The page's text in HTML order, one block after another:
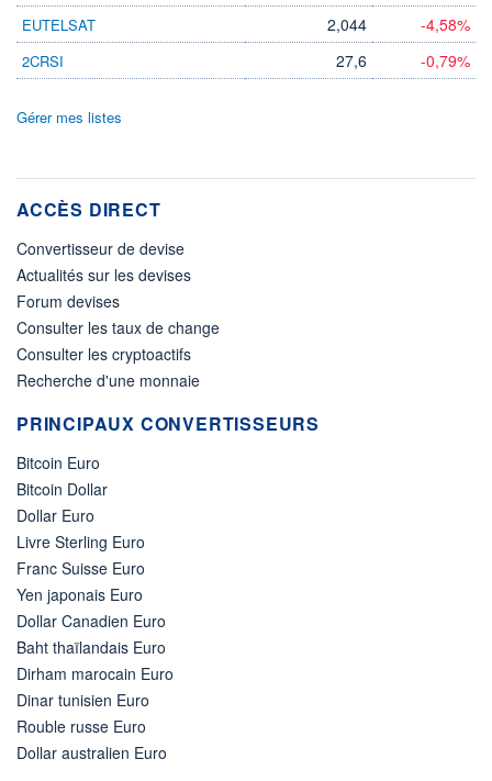
EUTELSAT 2,044 -4,58%
2CRSI 27,6 -0,79%
Gérer mes listes
ACCÈS DIRECT
Convertisseur de devise
Actualités sur les devises
Forum devises
Consulter les taux de change
Consulter les cryptoactifs
Recherche d'une monnaie
PRINCIPAUX CONVERTISSEURS
Bitcoin Euro
Bitcoin Dollar
Dollar Euro
Livre Sterling Euro
Franc Suisse Euro
Yen japonais Euro
Dollar Canadien Euro
Baht thaïlandais Euro
Dirham marocain Euro
Dinar tunisien Euro
Rouble russe Euro
Dollar australien Euro